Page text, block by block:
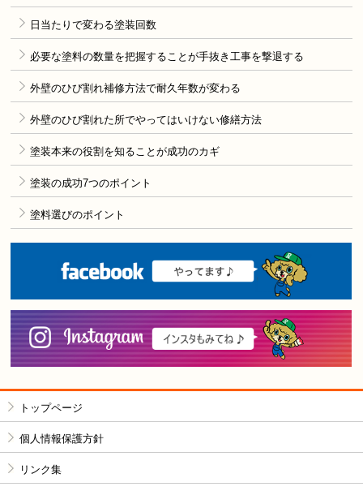
日当たりで変わる塗装回数
必要な塗料の数量を把握することが手抜き工事を撃退する
外壁のひび割れ補修方法で耐久年数が変わる
外壁のひび割れた所でやってはいけない修繕方法
塗装本来の役割を知ることが成功のカギ
塗装の成功7つのポイント
塗料選びのポイント
トップページ
個人情報保護方針
リンク集